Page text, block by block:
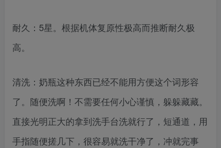
耐久：5星。根据机体复原性极高而推断耐久极
高。
清洗：奶瓶这种东西已经不能用方便这个词形容
了。随便洗啊！不需要任何小心谨慎，躲躲藏藏。
直接光明正大的拿到洗手台洗就行了，短通道，用
手指随便搓几下，很容易就洗干净了，冲就完事